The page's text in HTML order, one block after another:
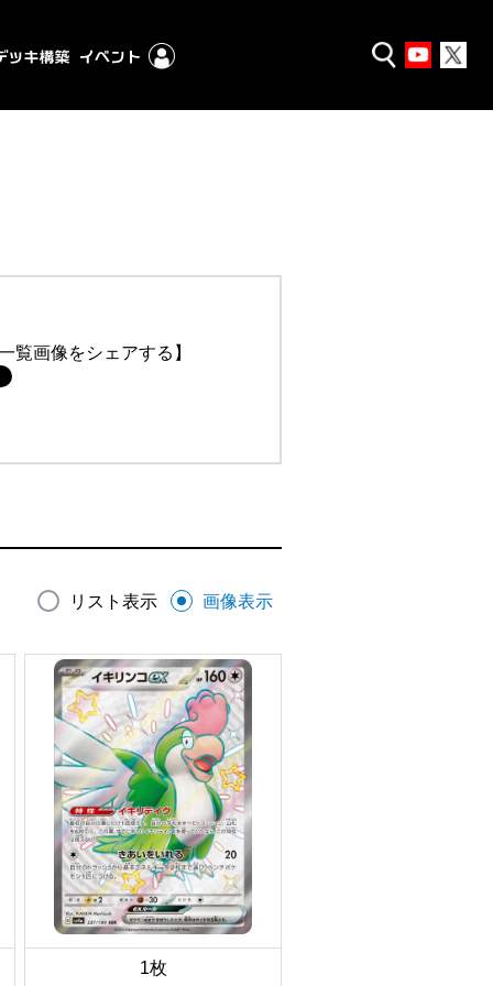
覧画像をシェアする】
リスト表示 画像表示
1枚